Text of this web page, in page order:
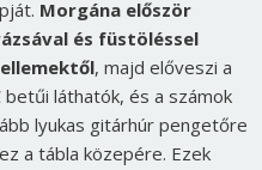
Morgána először
és füstöléssel
, majd előveszi a
betűi láthatók, és a számok
lyukas gitárhúr pengetőre
a tábla közepére. Ezek